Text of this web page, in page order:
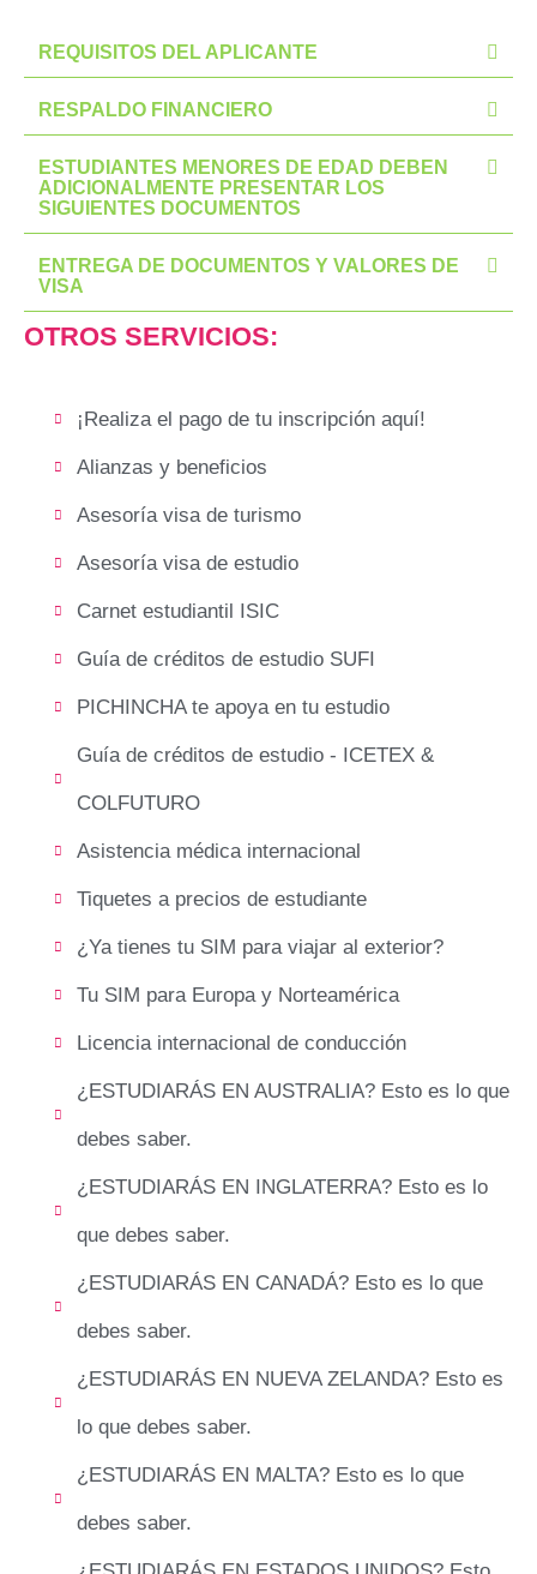
REQUISITOS DEL APLICANTE
RESPALDO FINANCIERO
ESTUDIANTES MENORES DE EDAD DEBEN
ADICIONALMENTE PRESENTAR LOS
SIGUIENTES DOCUMENTOS
ENTREGA DE DOCUMENTOS Y VALORES DE
VISA
OTROS SERVICIOS:
¡Realiza el pago de tu inscripción aquí!
Alianzas y beneficios
Asesoría visa de turismo
Asesoría visa de estudio
Carnet estudiantil ISIC
Guía de créditos de estudio SUFI
PICHINCHA te apoya en tu estudio
Guía de créditos de estudio - ICETEX &
COLFUTURO
Asistencia médica internacional
Tiquetes a precios de estudiante
¿Ya tienes tu SIM para viajar al exterior?
Tu SIM para Europa y Norteamérica
Licencia internacional de conducción
¿ESTUDIARÁS EN AUSTRALIA? Esto es lo que
debes saber.
¿ESTUDIARÁS EN INGLATERRA? Esto es lo
que debes saber.
¿ESTUDIARÁS EN CANADÁ? Esto es lo que
debes saber.
¿ESTUDIARÁS EN NUEVA ZELANDA? Esto es
lo que debes saber.
¿ESTUDIARÁS EN MALTA? Esto es lo que
debes saber.